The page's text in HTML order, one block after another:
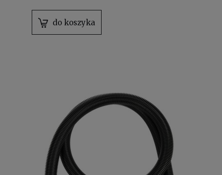
do koszyka